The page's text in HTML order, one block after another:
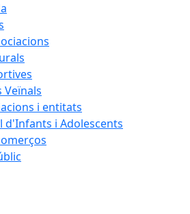
Veïnals
i entitats
d'Infants i Adolescents